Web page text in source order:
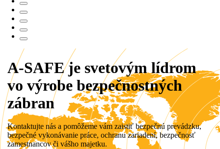
A-SAFE je svetovým lídrom
vo výrobe bezpečnostných
zábran
Kontaktujte nás a pomôžeme vám zaistiť bezpečnú prevádzku,
bezpečné vykonávanie práce, ochranu zariadení, bezpečnosť
zamestnancov či vášho majetku.